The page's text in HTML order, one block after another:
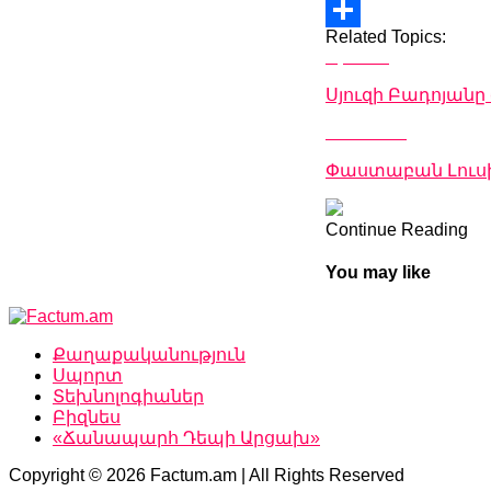
Copy
Link
Share
Related Topics:
Սյուզի Բադոյանը
Փաստաբան
Continue Reading
You may like
Քաղաքականություն
Սպորտ
Տեխնոլոգիաներ
Բիզնես
«Ճանապարհ Դեպի Արցախ»
Copyright © 2026 Factum.am | All Rights Reserved